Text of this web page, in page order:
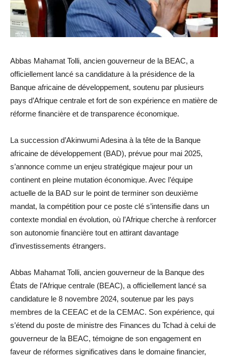
Abbas Mahamat Tolli, ancien gouverneur de la BEAC, a
officiellement lancé sa candidature à la présidence de la
Banque africaine de développement, soutenu par plusieurs
pays d’Afrique centrale et fort de son expérience en matière de
réforme financière et de transparence économique.
La succession d’Akinwumi Adesina à la tête de la Banque
africaine de développement (BAD), prévue pour mai 2025,
s’annonce comme un enjeu stratégique majeur pour un
continent en pleine mutation économique. Avec l’équipe
actuelle de la BAD sur le point de terminer son deuxième
mandat, la compétition pour ce poste clé s’intensifie dans un
contexte mondial en évolution, où l’Afrique cherche à renforcer
son autonomie financière tout en attirant davantage
d’investissements étrangers.
Abbas Mahamat Tolli, ancien gouverneur de la Banque des
États de l’Afrique centrale (BEAC), a officiellement lancé sa
candidature le 8 novembre 2024, soutenue par les pays
membres de la CEEAC et de la CEMAC. Son expérience, qui
s’étend du poste de ministre des Finances du Tchad à celui de
gouverneur de la BEAC, témoigne de son engagement en
faveur de réformes significatives dans le domaine financier,